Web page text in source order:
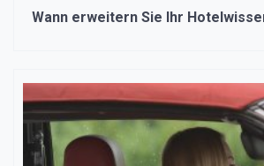
Wann erweitern Sie Ihr